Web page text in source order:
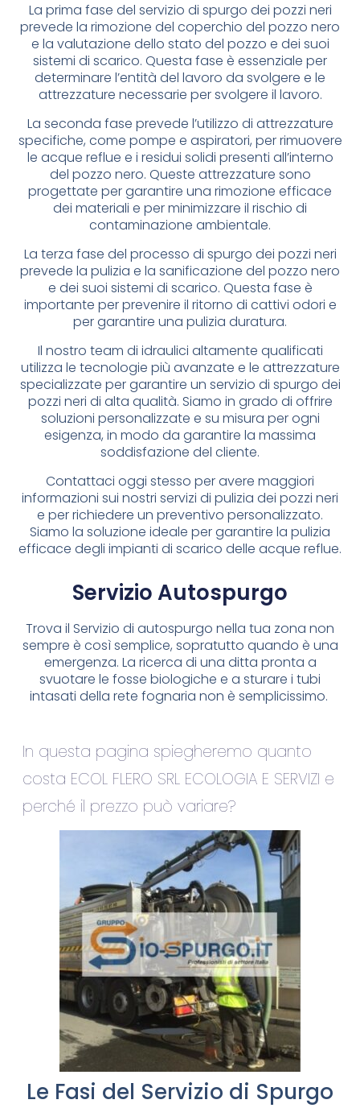
La prima fase del servizio di spurgo dei pozzi neri
prevede la rimozione del coperchio del pozzo nero
e la valutazione dello stato del pozzo e dei suoi
sistemi di scarico. Questa fase è essenziale per
determinare l’entità del lavoro da svolgere e le
attrezzature necessarie per svolgere il lavoro.
La seconda fase prevede l’utilizzo di attrezzature
specifiche, come pompe e aspiratori, per rimuovere
le acque reflue e i residui solidi presenti all’interno
del pozzo nero. Queste attrezzature sono
progettate per garantire una rimozione efficace
dei materiali e per minimizzare il rischio di
contaminazione ambientale.
La terza fase del processo di spurgo dei pozzi neri
prevede la pulizia e la sanificazione del pozzo nero
e dei suoi sistemi di scarico. Questa fase è
importante per prevenire il ritorno di cattivi odori e
per garantire una pulizia duratura.
Il nostro team di idraulici altamente qualificati
utilizza le tecnologie più avanzate e le attrezzature
specializzate per garantire un servizio di spurgo dei
pozzi neri di alta qualità. Siamo in grado di offrire
soluzioni personalizzate e su misura per ogni
esigenza, in modo da garantire la massima
soddisfazione del cliente.
Contattaci oggi stesso per avere maggiori
informazioni sui nostri servizi di pulizia dei pozzi neri
e per richiedere un preventivo personalizzato.
Siamo la soluzione ideale per garantire la pulizia
efficace degli impianti di scarico delle acque reflue.
Servizio Autospurgo
Trova il Servizio di autospurgo nella tua zona non
sempre è così semplice, sopratutto quando è una
emergenza. La ricerca di una ditta pronta a
svuotare le fosse biologiche e a sturare i tubi
intasati della rete fognaria non è semplicissimo.
In questa pagina spiegheremo quanto
costa ECOL FLERO SRL ECOLOGIA E SERVIZI e
perché il prezzo può variare?
Le Fasi del Servizio di Spurgo